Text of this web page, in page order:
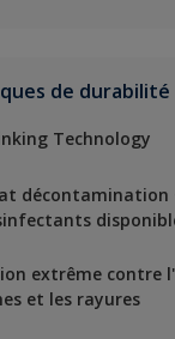
de durabilité
Technology
décontamination
extrême contre
et les rayures